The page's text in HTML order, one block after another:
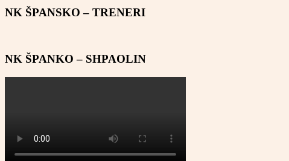
NK ŠPANSKO – TRENERI
NK ŠPANKO – SHPAOLIN